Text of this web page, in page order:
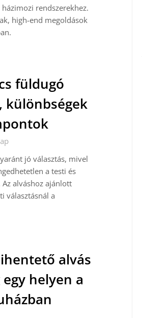
rendszerekhez.
high-end megoldások
füldugó
különbségek
jó választás, mivel
a testi és
Az alváshoz ajánlott
választásnál a
alvás
helyen a